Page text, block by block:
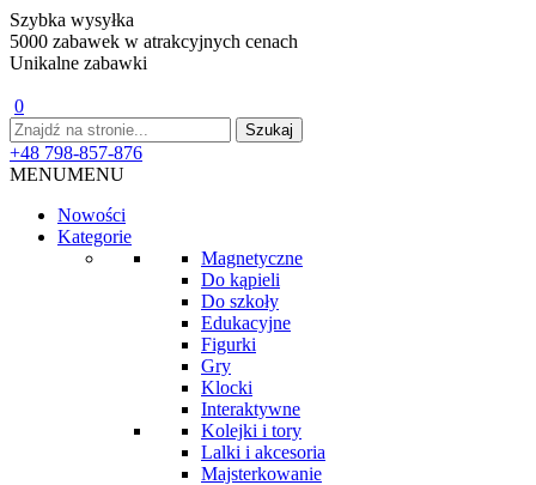
Szybka wysyłka
5000 zabawek w atrakcyjnych cenach
Unikalne zabawki
0
+48 798-857-876
MENUMENU
Nowości
Kategorie
Magnetyczne
Do kąpieli
Do szkoły
Edukacyjne
Figurki
Gry
Klocki
Interaktywne
Kolejki i tory
Lalki i akcesoria
Majsterkowanie